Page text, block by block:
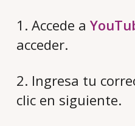
1. Accede a
acceder.
2. Ingresa tu
clic en siguiente.